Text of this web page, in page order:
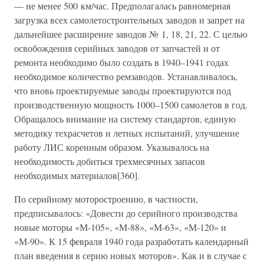
— не менее 500 км/час. Предполагалась равномерная
загрузка всех самолетостроительных заводов и запрет на
дальнейшее расширение заводов № 1, 18, 21, 22. С целью
освобождения серийных заводов от запчастей и от
ремонта необходимо было создать в 1940–1941 годах
необходимое количество ремзаводов. Устанавливалось,
что вновь проектируемые заводы проектируются под
производственную мощность 1000–1500 самолетов в год.
Обращалось внимание на систему стандартов, единую
методику техрасчетов и летных испытаний, улучшение
работу ЛИС коренным образом. Указывалось на
необходимость добиться трехмесячных запасов
необходимых материалов[360].
По серийному моторостроению, в частности,
предписывалось: «Довести до серийного производства
новые моторы «М-105», «М-88», «М-63», «М-120» и
«М-90». К 15 февраля 1940 года разработать календарный
план введения в серию новых моторов». Как и в случае с